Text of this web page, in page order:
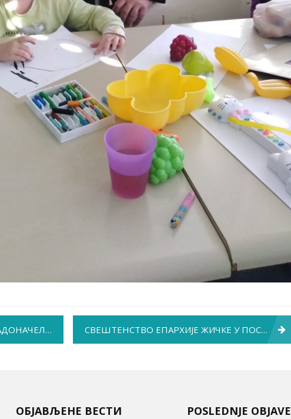
СВЕШТЕНСТВО ЕПАРХИЈЕ ЖИЧКЕ У ПОСЕТИ НАШОЈ БОЛНИЦИ
ОБЈАВЉЕНЕ ВЕСТИ POSLEDNJE OBJAVE